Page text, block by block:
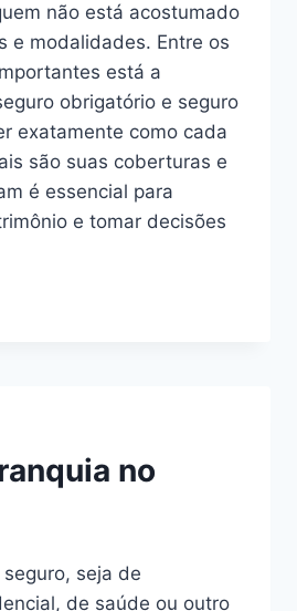
não está acostumado
e modalidades. Entre os
está a
obrigatório e seguro
exatamente como cada
são suas coberturas e
é essencial para
e tomar decisões
no
seja de
de saúde ou outro